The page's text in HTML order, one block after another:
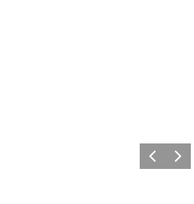
ZurückWeiter